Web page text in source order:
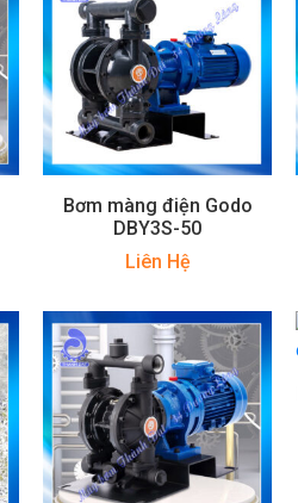
Bơm màng điện Godo
DBY3S-50
Liên Hệ